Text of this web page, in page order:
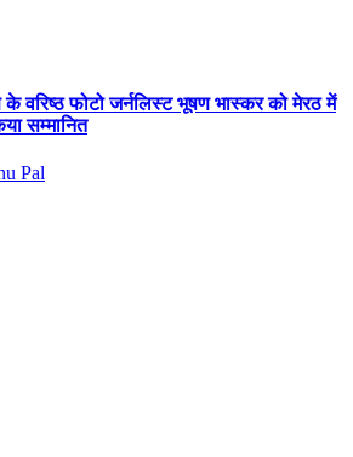
वरिष्ठ फोटो जर्नलिस्ट भूषण भास्कर को मेरठ में
सम्मानित
Pal